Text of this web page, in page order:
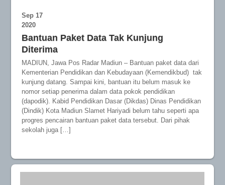
Sep 17
2020
Bantuan Paket Data Tak Kunjung
Diterima
MADIUN, Jawa Pos Radar Madiun – Bantuan paket data dari
Kementerian Pendidikan dan Kebudayaan (Kemendikbud) tak
kunjung datang. Sampai kini, bantuan itu belum masuk ke
nomor setiap penerima dalam data pokok pendidikan
(dapodik). Kabid Pendidikan Dasar (Dikdas) Dinas Pendidikan
(Dindik) Kota Madiun Slamet Hariyadi belum tahu seperti apa
progres pencairan bantuan paket data tersebut. Dari pihak
sekolah juga […]